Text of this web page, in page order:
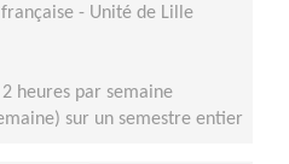
- Unité de Lille
2 heures par semaine
sur un semestre entier